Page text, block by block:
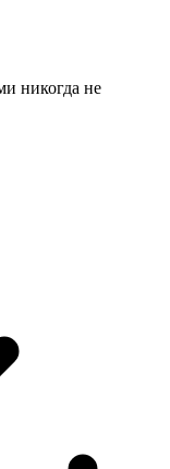
никогда не